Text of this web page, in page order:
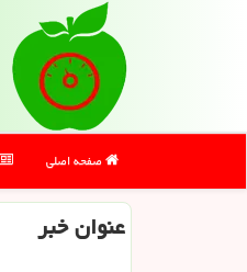
صفحه اصلی
عنوان خبر